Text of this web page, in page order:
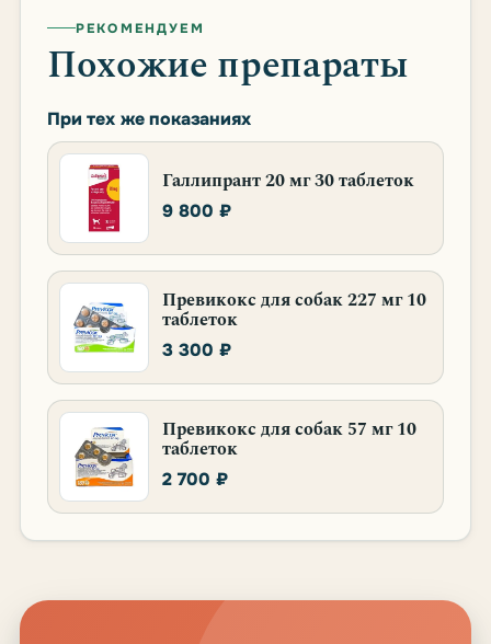
РЕКОМЕНДУЕМ
Похожие препараты
При тех же показаниях
Галлипрант 20 мг 30 таблеток
9 800 ₽
Превикокс для собак 227 мг 10
таблеток
3 300 ₽
Превикокс для собак 57 мг 10
таблеток
2 700 ₽